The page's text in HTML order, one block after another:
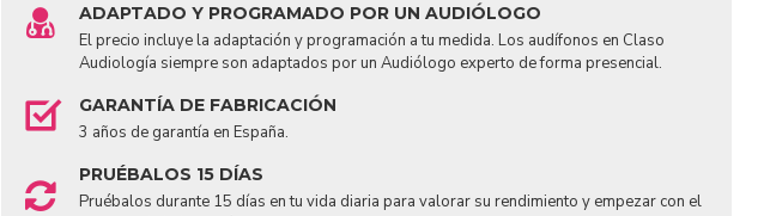
ADAPTADO Y PROGRAMADO POR UN AUDIÓLOGO
El precio incluye la adaptación y programación a tu medida. Los audífonos en Claso
Audiología siempre son adaptados por un Audiólogo experto de forma presencial.
GARANTÍA DE FABRICACIÓN
3 años de garantía en España.
PRUÉBALOS 15 DÍAS
Pruébalos durante 15 días en tu vida diaria para valorar su rendimiento y empezar con el